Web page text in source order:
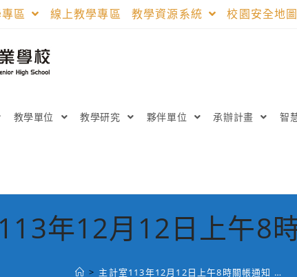
區 線上教學專區 教學資源系統 校園安全地圖
教學單位 教學研究 夥伴單位 承辦計畫 智
年12月12日上午8
> 主計室113年12月12日上午8時關帳通知 …